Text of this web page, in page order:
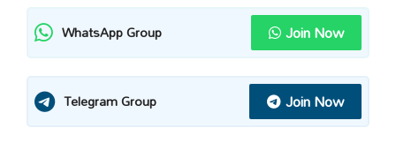
WhatsApp Group Join Now
Telegram Group Join Now